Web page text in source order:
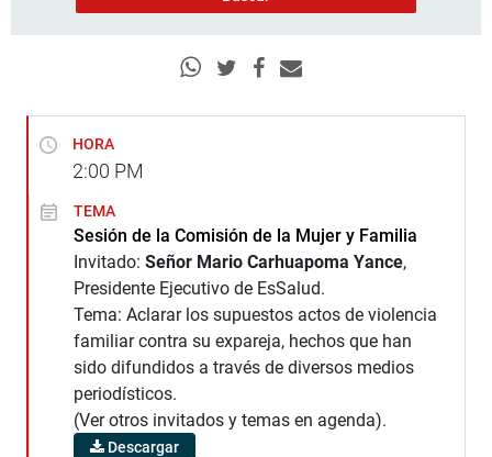
HORA
2:00 PM
TEMA
Sesión de la Comisión de la Mujer y Familia
Invitado: Señor Mario Carhuapoma Yance,
Presidente Ejecutivo de EsSalud.
Tema: Aclarar los supuestos actos de violencia
familiar contra su expareja, hechos que han
sido difundidos a través de diversos medios
periodísticos.
(Ver otros invitados y temas en agenda).
Descargar